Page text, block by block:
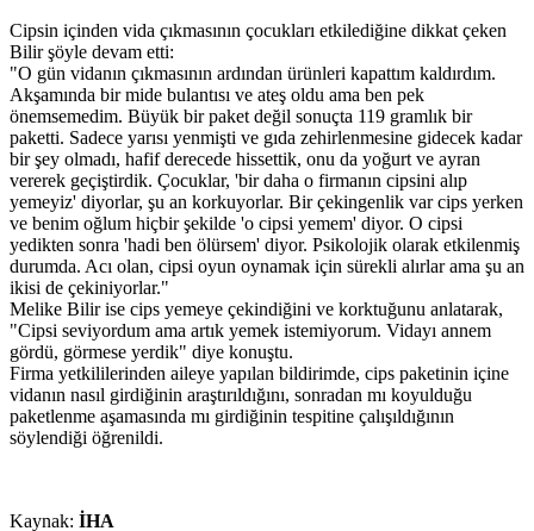
Cipsin içinden vida çıkmasının çocukları etkilediğine dikkat çeken
Bilir şöyle devam etti:
"O gün vidanın çıkmasının ardından ürünleri kapattım kaldırdım.
Akşamında bir mide bulantısı ve ateş oldu ama ben pek
önemsemedim. Büyük bir paket değil sonuçta 119 gramlık bir
paketti. Sadece yarısı yenmişti ve gıda zehirlenmesine gidecek kadar
bir şey olmadı, hafif derecede hissettik, onu da yoğurt ve ayran
vererek geçiştirdik. Çocuklar, 'bir daha o firmanın cipsini alıp
yemeyiz' diyorlar, şu an korkuyorlar. Bir çekingenlik var cips yerken
ve benim oğlum hiçbir şekilde 'o cipsi yemem' diyor. O cipsi
yedikten sonra 'hadi ben ölürsem' diyor. Psikolojik olarak etkilenmiş
durumda. Acı olan, cipsi oyun oynamak için sürekli alırlar ama şu an
ikisi de çekiniyorlar."
Melike Bilir ise cips yemeye çekindiğini ve korktuğunu anlatarak,
"Cipsi seviyordum ama artık yemek istemiyorum. Vidayı annem
gördü, görmese yerdik" diye konuştu.
Firma yetkililerinden aileye yapılan bildirimde, cips paketinin içine
vidanın nasıl girdiğinin araştırıldığını, sonradan mı koyulduğu
paketlenme aşamasında mı girdiğinin tespitine çalışıldığının
söylendiği öğrenildi.
Kaynak: İHA